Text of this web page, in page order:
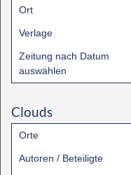
Ort
Verlage
Zeitung nach Datum
auswählen
Clouds
Orte
Autoren / Beteiligte